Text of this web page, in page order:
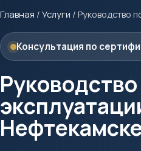
Главная / Услуги / Руководство
Консультация по